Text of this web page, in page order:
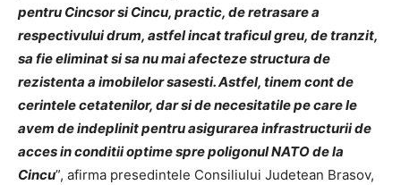
pentru Cincsor si Cincu, practic, de retrasare a
respectivului drum, astfel incat traficul greu, de tranzit,
sa fie eliminat si sa nu mai afecteze structura de
rezistenta a imobilelor sasesti. Astfel, tinem cont de
cerintele cetatenilor, dar si de necesitatile pe care le
avem de indeplinit pentru asigurarea infrastructurii de
acces in conditii optime spre poligonul NATO de la
Cincu”, afirma presedintele Consiliului Judetean Brasov,